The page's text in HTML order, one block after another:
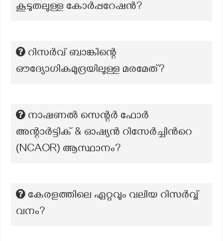
കൂടുതലുള്ള കോർപ്പറേഷൻ?
റിസർവ് ബാങ്കിന്റെ
ഔദ്യോഗികമുദ്രയിലുള്ള മരമേത്?
നാഷണൽ സെന്റർ ഫോർ
അന്റാർട്ടിക് & ഓഷ്യൻ റിസേർച്ചിന്‍റെ
(NCAOR) ആസ്ഥാനം?
കേരളത്തിലെ ഏറ്റവും വലിയ റിസര്‍വ്വ്
വനം?